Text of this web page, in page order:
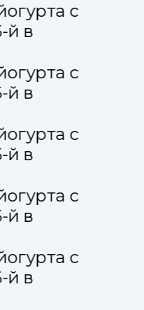
с
й в
с
й в
с
й в
с
й в
с
й в